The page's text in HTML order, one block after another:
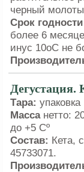
черный
Срок
более 6
инус 10оС не
Дегустация.
Тара:
Масса нетто:
до +5 Сº
Состав: Кета,
45733071.